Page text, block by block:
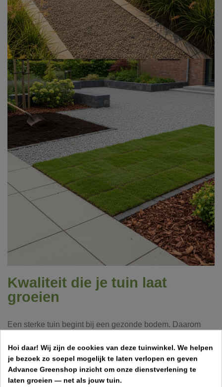
Kwaliteit die je tuin laat
groeien
Een sterke tuin begint bij een gezonde bodem. Daarom
bodemverbeteraars die de structuur, voeding en
waterhuishouding van je tuin verbeteren. Deze producten
vormen de basis voor een optimale groei van planten,
bloemen en gazon.
Hoi daar! Wij zijn de cookies van deze tuinwinkel. We helpen
je bezoek zo soepel mogelijk te laten verlopen en geven
Advance Greenshop inzicht om onze dienstverlening te
laten groeien — net als jouw tuin.